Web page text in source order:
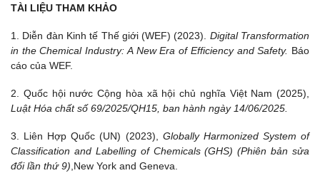
TÀI LIỆU THAM KHẢO
1. Diễn đàn Kinh tế Thế giới (WEF) (2023). Digital Transformation
in the Chemical Industry: A New Era of Efficiency and Safety. Báo
cáo của WEF.
2. Quốc hội nước Cộng hòa xã hội chủ nghĩa Việt Nam (2025),
Luật Hóa chất số 69/2025/QH15, ban hành ngày 14/06/2025.
3. Liên Hợp Quốc (UN) (2023), Globally Harmonized System of
Classification and Labelling of Chemicals (GHS) (Phiên bản sửa
đổi lần thứ 9),New York and Geneva.